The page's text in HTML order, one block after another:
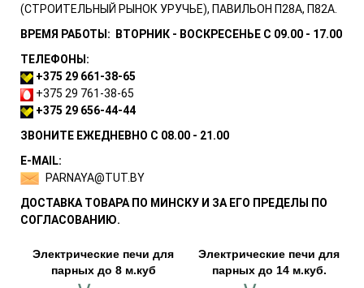
(СТРОИТЕЛЬНЫЙ РЫНОК УРУЧЬЕ), ПАВИЛЬОН П28А, П82А.
ВРЕМЯ РАБОТЫ:
ВТОРНИК - ВОСКРЕСЕНЬЕ С 09.00 - 17.00
ТЕЛЕФОНЫ:
+375 29 661-38-65
+375 29 761-38-65
+375 29 656-44-44
ЗВОНИТЕ ЕЖЕДНЕВНО С 08.00 - 21.00
Е-MAIL:
PARNAYA@TUT.BY
ДОСТАВКА ТОВАРА ПО МИНСКУ И ЗА ЕГО ПРЕДЕЛЫ ПО
СОГЛАСОВАНИЮ.
Электрические печи для
парных до 8 м.куб
Электрические печи для
парных до 14 м.куб.